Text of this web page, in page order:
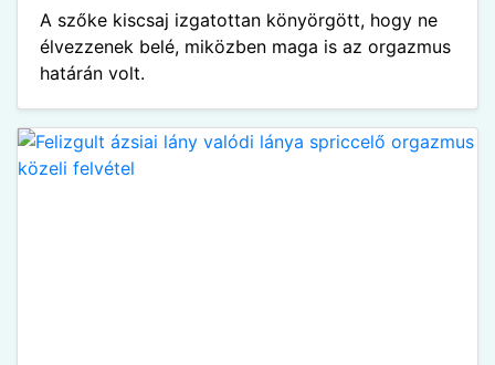
A szőke kiscsaj izgatottan könyörgött, hogy ne
élvezzenek belé, miközben maga is az orgazmus
határán volt.